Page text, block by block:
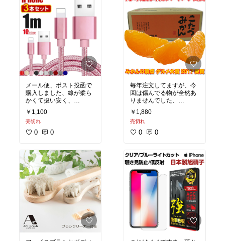
メール便、ポスト投函で
購入しました、線が柔ら
かくて扱い安く、
とても安く購入できまし
た、1本は自宅のPCに、
もう1本は会社のPC、
もう一本は車で使用して
環境がそろいました。
￥1,100
売切れ
0 0
毎年注文してますが、今
回は傷んでる物が全然あ
りませんでした、
美味しくいただいてま
す、この品質なら、又注
文したいと思いました。
￥1,880
売切れ
0 0